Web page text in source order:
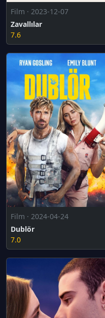
Film · 2023-12-07
Zavallılar
7.6
Film · 2024-04-24
Dublör
7.0